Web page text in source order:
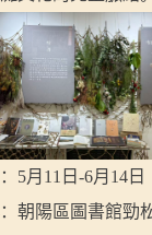
月11日-6月14日
陽區圖書館勁